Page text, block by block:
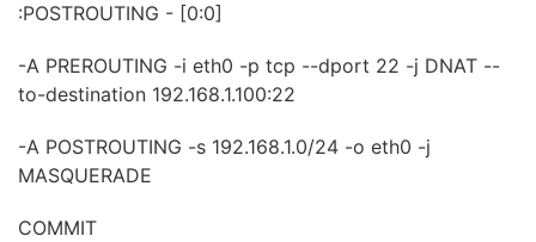
:POSTROUTING - [0:0]
-A PREROUTING -i eth0 -p tcp --dport 22 -j DNAT --
to-destination 192.168.1.100:22
-A POSTROUTING -s 192.168.1.0/24 -o eth0 -j
MASQUERADE
COMMIT